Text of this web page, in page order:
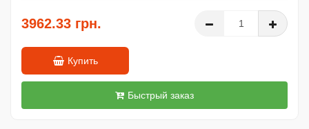
3962.33 грн.
Купить
Быстрый заказ